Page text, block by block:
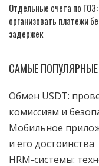
Отдельные счета по ГОЗ:
организовать платежи
задержек
САМЫЕ
Обмен USDT:
комиссиям и
Мобильное
и его достоинства
HRM-системы: